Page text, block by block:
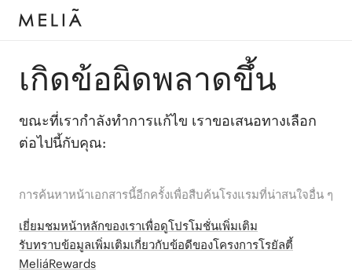
เกิดข้อผิดพลาดขึ้น
ขณะที่เรากำลังทำการแก้ไข เราขอเสนอทางเลือก
ต่อไปนี้กับคุณ:
การค้นหาหน้าเอกสารนี้อีกครั้งเพื่อสืบค้นโรงแรมที่น่าสนใจอื่น ๆ
เยี่ยมชมหน้าหลักของเราเพื่อดูโปรโมชั่นเพิ่มเติม
รับทราบข้อมูลเพิ่มเติมเกี่ยวกับข้อดีของโครงการโรยัลตี้
MeliáRewards